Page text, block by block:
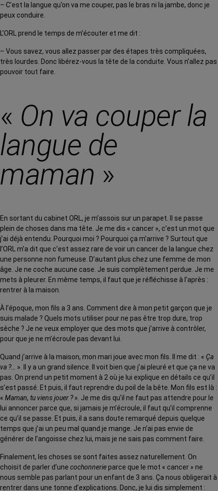
– C’est la langue qu’on va me couper, pas le bras ni la jambe, donc je
peux conduire.
L’ORL prend le temps de m’écouter et me dit :
– Vous savez, vous allez passer par des étapes très compliquées,
très lourdes. Donc libérez-vous la tête de la conduite. Vous n’allez pas
pouvoir tout faire.
« On va couper la
langue de
maman »
En sortant du cabinet ORL, je m’assois sur un parapet. Il se passe
plein de choses dans ma tête. Je me dis « cancer », c’est un mot que
j’ai déjà entendu. Pourquoi moi ? Pourquoi ça m’arrive ? Surtout que
l’ORL m’a dit que c’est assez rare de voir un cancer de la langue chez
une personne non fumeuse. D’autant plus chez une femme de mon
âge. Je ne coche aucune case. Je suis complètement perdue. Je me
mets à pleurer. En même temps, il faut que je réfléchisse à l’après :
rentrer à la maison.
À l’époque, mon fils a 3 ans. Comment dire à mon petit garçon que je
suis malade ? Quels mots utiliser pour ne pas être trop dure, trop
sèche ? Je ne veux employer que des mots que j’arrive à contrôler,
pour que je ne m’écroule pas devant lui.
Quand j’arrive à la maison, mon mari joue avec mon fils. Il me dit : « Ça
va ?… ». Il y a un grand silence. Il voit bien que j’ai pleuré et que ça ne va
pas. On prend un petit moment à 2 où je lui explique en détails ce qu’il
s’est passé. Et puis, il faut reprendre du poil de la bête. Mon fils est là :
« Maman, tu viens jouer ?». Je me dis qu’il ne faut pas attendre pour le
lui annoncer parce que, si jamais je m’écroule, il faut qu’il comprenne
ce qu’il se passe. Et puis, il a sans doute remarqué depuis quelque
temps que j’ai un peu mal quand je mange. Je n’ai pas envie de
générer de l’angoisse chez lui, mais je ne sais pas comment faire.
Finalement, les choses se sont faites assez naturellement. On
choisit de parler d’une cochonnerieparce que le mot « cancer » ne
nous semble pas parlant pour un enfant de 3 ans. Ça nous obligerait à
rentrer dans une tonne d’explications. Donc, je lui dis simplement :